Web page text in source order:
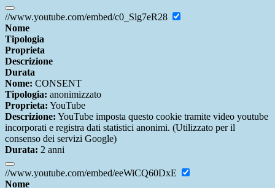
//www.youtube.com/embed/c0_Slg7eR28
Nome
Tipologia
Proprieta
Descrizione
Durata
Nome: CONSENT
Tipologia: anonimizzato
Proprieta: YouTube
Descrizione: YouTube imposta questo cookie tramite video youtube
incorporati e registra dati statistici anonimi. (Utilizzato per il
consenso dei servizi Google)
Durata: 2 anni
//www.youtube.com/embed/eeWiCQ60DxE
Nome